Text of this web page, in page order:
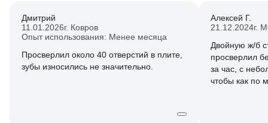
Дмитрий
11.01.2026г. Ковров
Опыт использования: Менее месяца
Просверлил около 40 отверстий в плите,
зубы износились не значительно.
Алексей Г.
21.12.2024г.
Двойную ж/б
просверлил
за час, с
чтобы как по